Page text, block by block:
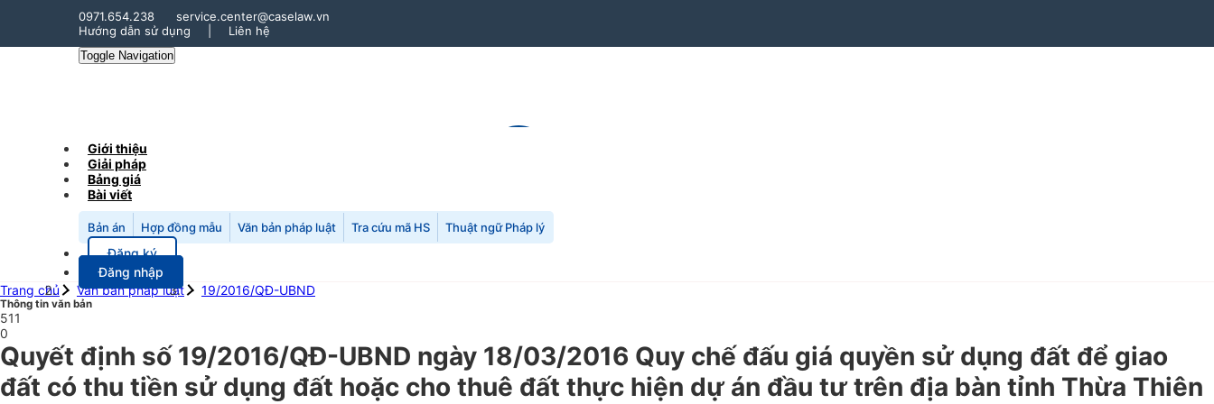
0971.654.238
service.center@caselaw.vn
Hướng dẫn sử dụng
Liên hệ
Toggle Navigation
Giới thiệu
Giải pháp
Bảng giá
Bài viết
Bản án Hợp đồng mẫu Văn bản pháp luật Tra cứu mã HS Thuật ngữ Pháp lý
Đăng ký
Đăng nhập
Trang chủ
Văn bản pháp luật 19/2016/QĐ-UBND
Thông tin văn bản
511
0
Quyết định số 19/2016/QĐ-UBND ngày 18/03/2016 Quy chế đấu giá quyền sử dụng đất để giao
đất có thu tiền sử dụng đất hoặc cho thuê đất thực hiện dự án đầu tư trên địa bàn tỉnh Thừa Thiên